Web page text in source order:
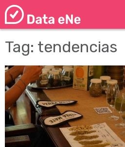
Tag: tendencias